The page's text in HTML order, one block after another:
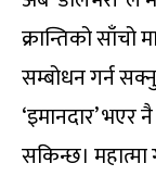
क्रान्तिको साँचो
सम्बोधन गर्न
‘इमानदार’ भएर
सकिन्छ।